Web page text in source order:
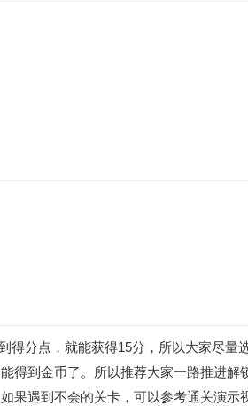
得分点，就能获得15分，所以大家尽量
得到金币了。所以推荐大家一路推进解
果遇到不会的关卡，可以参考通关演示